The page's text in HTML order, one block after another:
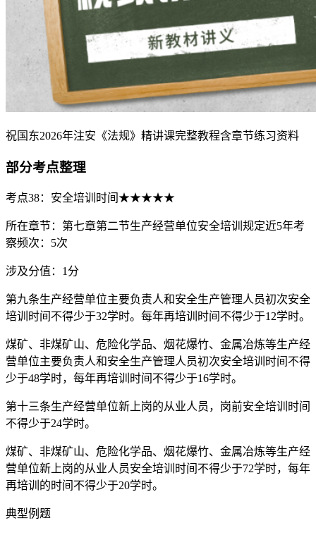
祝国东2026年注安《法规》精讲课完整教程含章节练习资料
部分考点整理
考点38：安全培训时间★★★★★
所在章节：第七章第二节生产经营单位安全培训规定近5年考
察频次：5次
涉及分值：1分
第九条生产经营单位主要负责人和安全生产管理人员初次安全
培训时间不得少于32学时。每年再培训时间不得少于12学时。
煤矿、非煤矿山、危险化学品、烟花爆竹、金属冶炼等生产经
营单位主要负责人和安全生产管理人员初次安全培训时间不得
少于48学时，每年再培训时间不得少于16学时。
第十三条生产经营单位新上岗的从业人员，岗前安全培训时间
不得少于24学时。
煤矿、非煤矿山、危险化学品、烟花爆竹、金属冶炼等生产经
营单位新上岗的从业人员安全培训时间不得少于72学时，每年
再培训的时间不得少于20学时。
典型例题